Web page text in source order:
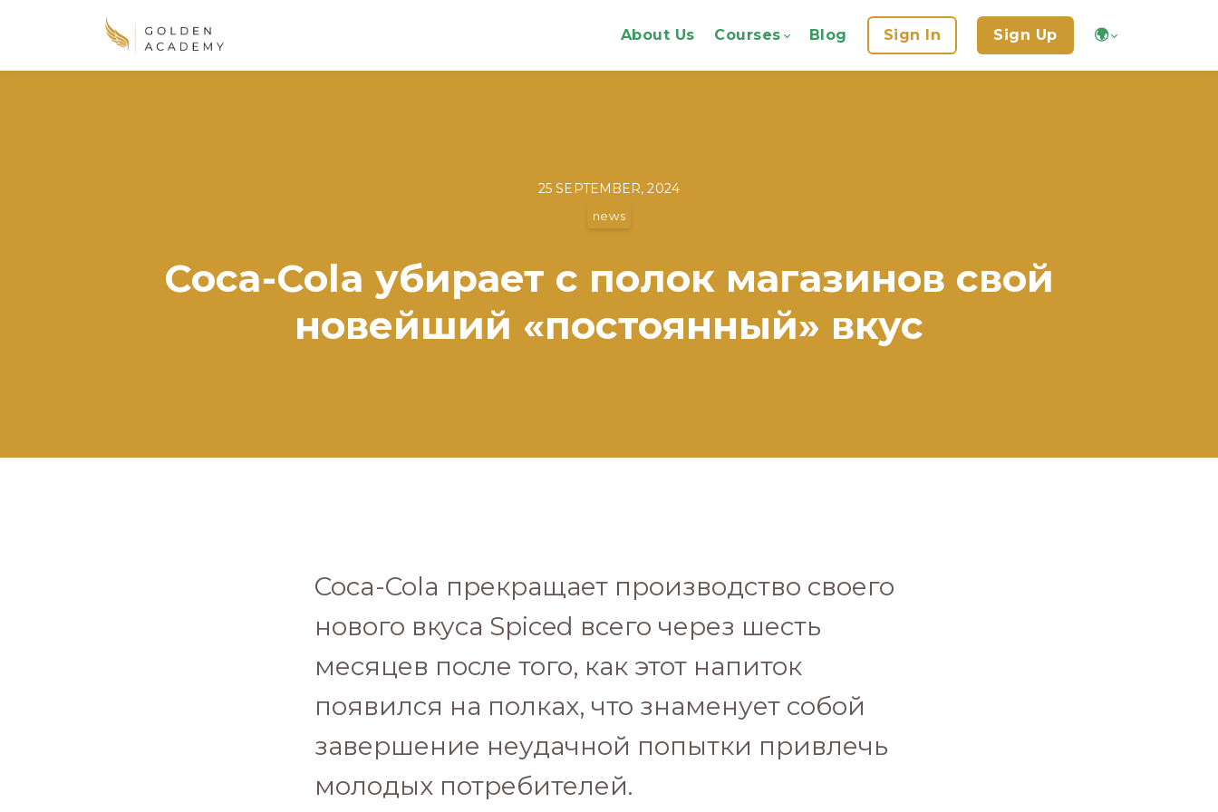
About Us Courses Blog Sign In Sign Up 🌍
25 SEPTEMBER, 2024
news
Coca-Cola убирает с полок магазинов свой
новейший «постоянный» вкус
Coca-Cola прекращает производство своего
нового вкуса Spiced всего через шесть
месяцев после того, как этот напиток
появился на полках, что знаменует собой
завершение неудачной попытки привлечь
молодых потребителей.